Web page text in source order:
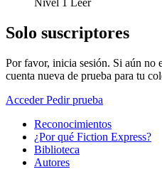
Nivel 1 Leer
Solo suscriptores
Por favor, inicia sesión. Si aún no
cuenta nueva de prueba para tu
AccederPedir prueba
Reconocimientos
¿Por qué Fiction Express?
Biblioteca
Autores